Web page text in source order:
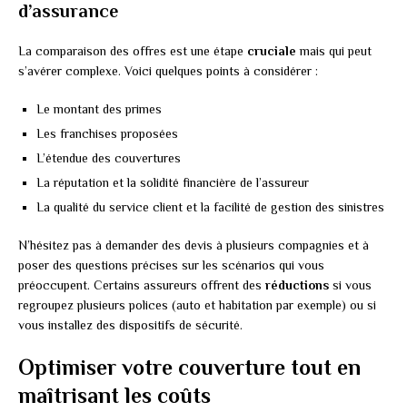
d’assurance
La comparaison des offres est une étape cruciale mais qui peut
s’avérer complexe. Voici quelques points à considérer :
Le montant des primes
Les franchises proposées
L’étendue des couvertures
La réputation et la solidité financière de l’assureur
La qualité du service client et la facilité de gestion des sinistres
N’hésitez pas à demander des devis à plusieurs compagnies et à
poser des questions précises sur les scénarios qui vous
préoccupent. Certains assureurs offrent des réductions si vous
regroupez plusieurs polices (auto et habitation par exemple) ou si
vous installez des dispositifs de sécurité.
Optimiser votre couverture tout en
maîtrisant les coûts